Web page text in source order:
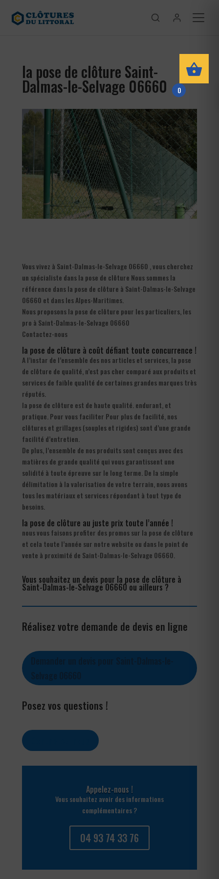
la pose de clôture Saint-
Dalmas-le-Selvage 06660
Vous vivez à Saint-Dalmas-le-Selvage 06660 , vous cherchez
un spécialiste dans la pose de clôture Nous sommes la
référence dans la pose de clôture à Saint-Dalmas-le-Selvage
06660 et dans les Alpes-Maritimes.
Nous proposons la pose de clôture pour les particuliers, les
pro à Saint-Dalmas-le-Selvage 06660
Contactez-nous
la pose de clôture à coût défiant toute concurrence !
A l’instar de l’ensemble des nos articles et services, la pose
de clôture de qualité, n’est pas cher comparé aux produits et
services de faible qualité de certaines grandes marques très
réputés.
la pose de clôture est de haute qualité. endurant, et
pratique. Pour vous faciliter Pour plus de facilité, nos
clôtures et grillages (souples et rigides) sont d’une grande
facilité d’entretien.
De plus, l’ensemble de nos produits sont conçus avec des
matières de grande qualité qui vous garantissent une
solidité à toute épreuve sur le long terme. De la simple
délimitation à la valorisation de votre terrain, nous avons
tous les matériaux et services répondant à tout type de
besoins.
la pose de clôture au juste prix toute l’année !
nous vous faisons profiter des promos sur la pose de clôture
et cela toute l’année sur notre website ou dans le point de
vente à proximité de Saint-Dalmas-le-Selvage 06660.
Vous souhaitez un devis pour la pose de clôture à
Saint-Dalmas-le-Selvage 06660 ou ailleurs ?
Réalisez votre demande de devis en ligne
Posez vos questions !
Appelez-nous !
Vous souhaitez avoir des informations
complémentaires ?
04 93 74 33 76
0